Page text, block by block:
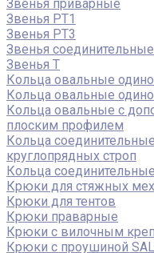
Звенья приварные
Звенья РТ1
Звенья РТ3
Звенья
Звенья Т
Кольца овальные
Кольца овальные
Кольца овальные с
плоским профилем
Кольца
круглопрядных строп
Кольца
Крюки для стяжных
Крюки для тентов
Крюки праварные
Крюки с вилочным
Крюки с проушиной